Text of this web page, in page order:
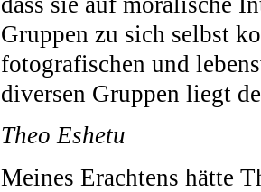
Gruppen zu sich selbst
fotografischen und
diversen Gruppen liegt
Theo Eshetu
Meines Erachtens hätte